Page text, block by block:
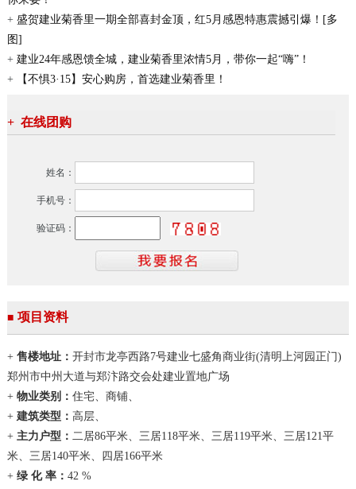
+ 盛贺建业菊香里一期全部喜封金顶，红5月感恩特惠震撼引爆！[多
图]
+ 建业24年感恩馈全城，建业菊香里浓情5月，带你一起“嗨”！
+
【不惧3·15】安心购房，首选建业菊香里！
+在线团购
姓名：
手机号：
验证码：
■ 项目资料
+ 售楼地址： 开封市龙亭西路7号建业七盛角商业街(清明上河园正门)
郑州市中州大道与郑汴路交会处建业置地广场
+ 物业类别： 住宅、商铺、
+ 建筑类型： 高层、
+ 主力户型： 二居86平米、三居118平米、三居119平米、三居121平
米、三居140平米、四居166平米
+ 绿 化 率： 42 %